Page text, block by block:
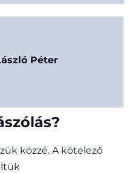
Péter
közzé. A kötelező